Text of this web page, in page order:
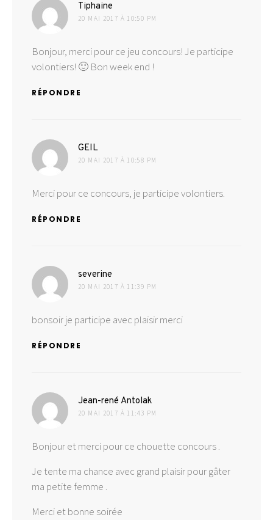
Tiphaine
20 MAI 2017 À 10:50 PM
Bonjour, merci pour ce jeu concours! Je participe
volontiers! 🙂 Bon week end !
RÉPONDRE
GEIL
20 MAI 2017 À 10:58 PM
Merci pour ce concours, je participe volontiers.
RÉPONDRE
severine
20 MAI 2017 À 11:39 PM
bonsoir je participe avec plaisir merci
RÉPONDRE
Jean-rené Antolak
20 MAI 2017 À 11:43 PM
Bonjour et merci pour ce chouette concours .
Je tente ma chance avec grand plaisir pour gâter
ma petite femme .
Merci et bonne soirée